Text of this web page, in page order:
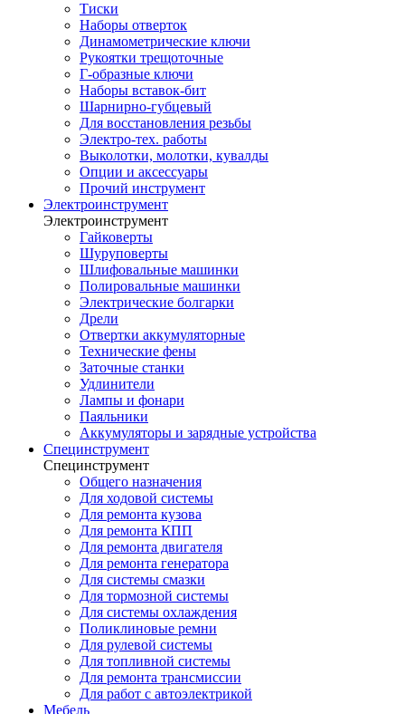
Тиски
Наборы отверток
Динамометрические ключи
Рукоятки трещоточные
Г-образные ключи
Наборы вставок-бит
Шарнирно-губцевый
Для восстановления резьбы
Электро-тех. работы
Выколотки, молотки, кувалды
Опции и аксессуары
Прочий инструмент
Электроинструмент
Электроинструмент
Гайковерты
Шуруповерты
Шлифовальные машинки
Полировальные машинки
Электрические болгарки
Дрели
Отвертки аккумуляторные
Технические фены
Заточные станки
Удлинители
Лампы и фонари
Паяльники
Аккумуляторы и зарядные устройства
Специнструмент
Специнструмент
Общего назначения
Для ходовой системы
Для ремонта кузова
Для ремонта КПП
Для ремонта двигателя
Для ремонта генератора
Для системы смазки
Для тормозной системы
Для системы охлаждения
Поликлиновые ремни
Для рулевой системы
Для топливной системы
Для ремонта трансмиссии
Для работ с автоэлектрикой
Мебель